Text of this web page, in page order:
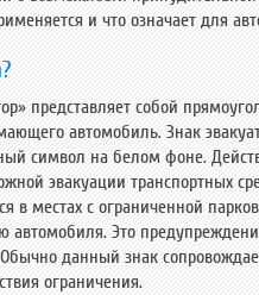
и что означает для
» представляет собой
автомобиль. Знак
символ на белом фоне.
эвакуации транспортных
в местах с ограниченной
автомобиля. Это
данный знак
ограничения.